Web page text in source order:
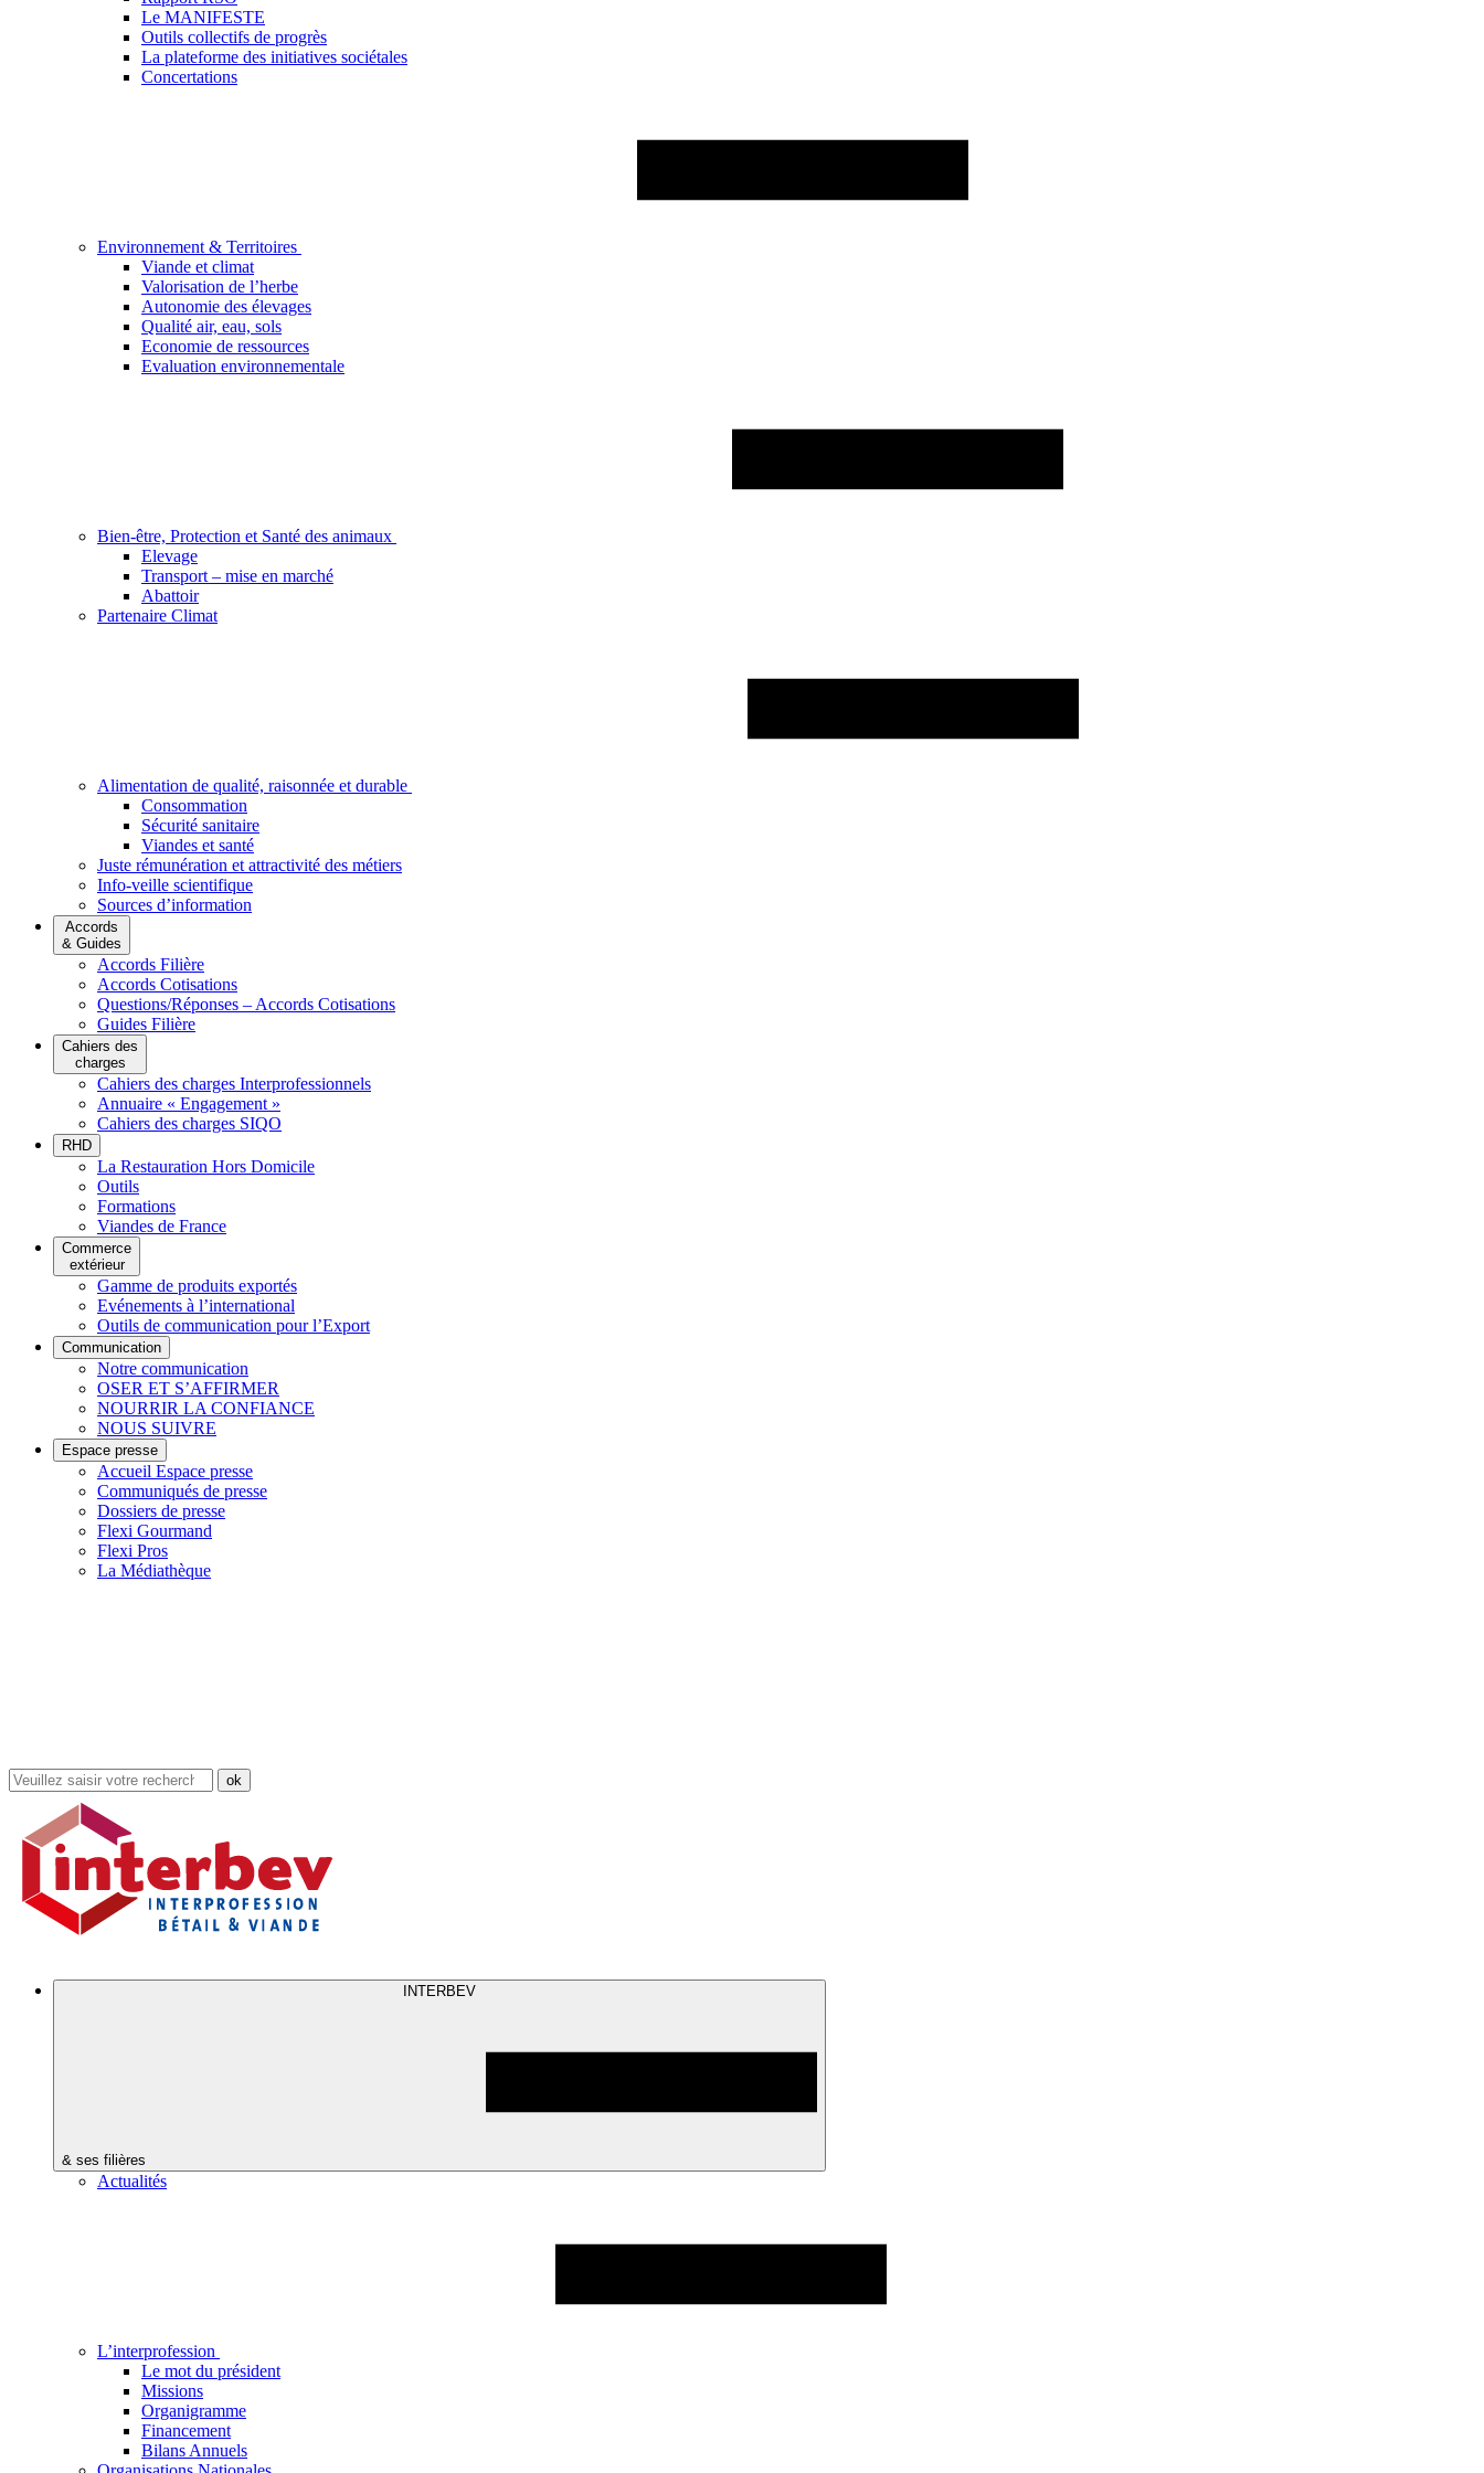
Le MANIFESTE
Outils collectifs de progrès
La plateforme des initiatives sociétales
Concertations
Environnement & Territoires
Viande et climat
Valorisation de l’herbe
Autonomie des élevages
Qualité air, eau, sols
Economie de ressources
Evaluation environnementale
Bien-être, Protection et Santé des animaux
Elevage
Transport – mise en marché
Abattoir
Partenaire Climat
Alimentation de qualité, raisonnée et durable
Consommation
Sécurité sanitaire
Viandes et santé
Juste rémunération et attractivité des métiers
Info-veille scientifique
Sources d’information
Accords
& Guides
Accords Filière
Accords Cotisations
Questions/Réponses – Accords Cotisations
Guides Filière
Cahiers des
charges
Cahiers des charges Interprofessionnels
Annuaire « Engagement »
Cahiers des charges SIQO
RHD
La Restauration Hors Domicile
Outils
Formations
Viandes de France
Commerce
extérieur
Gamme de produits exportés
Evénements à l’international
Outils de communication pour l’Export
Communication
Notre communication
OSER ET S’AFFIRMER
NOURRIR LA CONFIANCE
NOUS SUIVRE
Espace presse
Accueil Espace presse
Communiqués de presse
Dossiers de presse
Flexi Gourmand
Flexi Pros
La Médiathèque
Rechercher
dans
site
INTERBEV
& ses filières
Actualités
L’interprofession
Le mot du président
Missions
Organigramme
Financement
Bilans Annuels